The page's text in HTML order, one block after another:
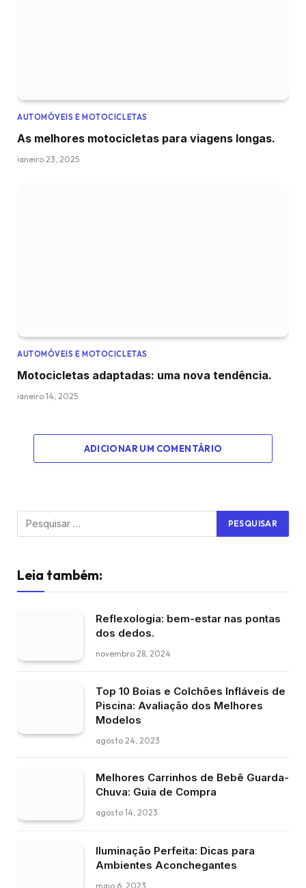
AUTOMÓVEIS E MOTOCICLETAS
As melhores motocicletas para viagens longas.
janeiro 23, 2025
AUTOMÓVEIS E MOTOCICLETAS
Motocicletas adaptadas: uma nova tendência.
janeiro 14, 2025
ADICIONAR UM COMENTÁRIO
Leia também:
Reflexologia: bem-estar nas pontas
dos dedos.
novembro 28, 2024
Top 10 Boias e Colchões Infláveis de
Piscina: Avaliação dos Melhores
Modelos
agosto 24, 2023
Melhores Carrinhos de Bebê Guarda-
Chuva: Guia de Compra
agosto 14, 2023
Iluminação Perfeita: Dicas para
Ambientes Aconchegantes
maio 6, 2023